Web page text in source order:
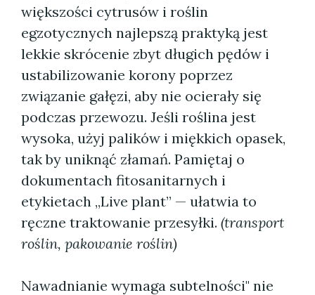
większości cytrusów i roślin
egzotycznych najlepszą praktyką jest
lekkie skrócenie zbyt długich pędów i
ustabilizowanie korony poprzez
związanie gałęzi, aby nie ocierały się
podczas przewozu. Jeśli roślina jest
wysoka, użyj palików i miękkich opasek,
tak by uniknąć złamań. Pamiętaj o
dokumentach fitosanitarnych i
etykietach „Live plant” — ułatwia to
ręczne traktowanie przesyłki. (transport
roślin, pakowanie roślin)
Nawadnianie wymaga subtelności" nie